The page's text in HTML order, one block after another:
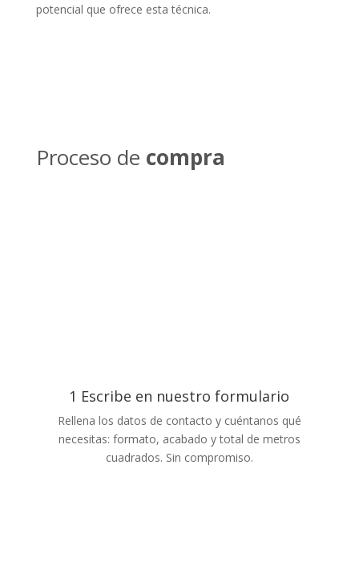
potencial que ofrece esta técnica.
Proceso de compra
1 Escribe en nuestro formulario
Rellena los datos de contacto y cuéntanos qué
necesitas: formato, acabado y total de metros
cuadrados. Sin compromiso.